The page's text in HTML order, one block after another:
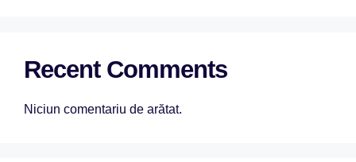
Recent Comments
Niciun comentariu de arătat.